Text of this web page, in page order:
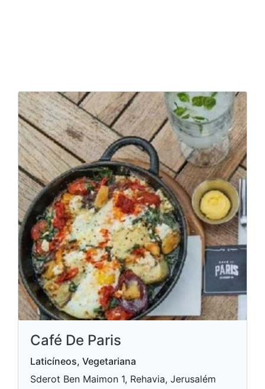
Café De Paris
Laticíneos, Vegetariana
Sderot Ben Maimon 1, Rehavia, Jerusalém